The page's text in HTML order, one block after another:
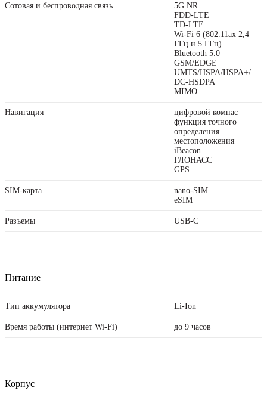
Сотовая и беспроводная связь
5G NR
FDD‑LTE
TD‑LTE
Wi-Fi 6 (802.11ax 2,4
ГГц и 5 ГГц)
Bluetooth 5.0
GSM/EDGE
UMTS/HSPA/​HSPA+/​
DC-HSDPA
MIMO
Навигация
цифровой компас
функция точного
определения
местоположения
iBeacon
ГЛОНАСС
GPS
SIM-карта
nano-SIM
eSIM
Разъемы USB‑C
Питание
Тип аккумулятора Li-Ion
Время работы (интернет Wi-Fi) до 9 часов
Корпус